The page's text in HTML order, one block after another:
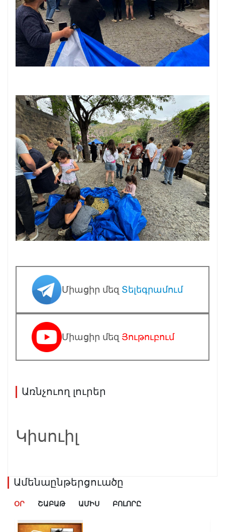
Միացիր մեզ Տելեգրամում
Միացիր մեզ Յութուբում
Առնչուող լուրեր
Կիսուիլ
Ամենաընթերցուածը
ՕՐ ՇԱԲԱԹ ԱՄԻՍ ԲՈԼՈՐԸ